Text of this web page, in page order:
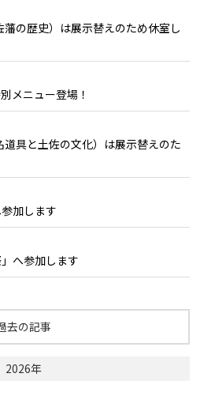
の歴史）は展示替えのため休室し
メニュー登場！
具と土佐の文化）は展示替えのた
加します
へ参加します
去の記事
2026年